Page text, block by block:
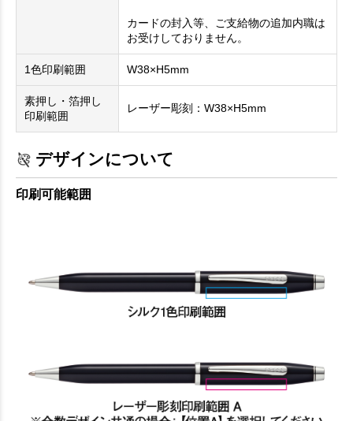
カードの封入等、ご支給物の追加内職は
お受けしておりません。
1色印刷範囲 W38×H5mm
素押し・箔押し
印刷範囲
レーザー彫刻：W38×H5mm
デザインについて
印刷可能範囲